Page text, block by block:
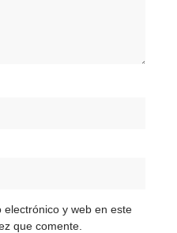
y web en este
que comente.